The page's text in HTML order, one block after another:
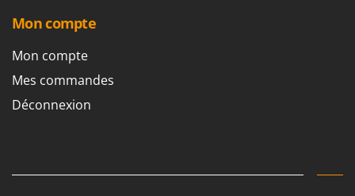
Mon compte
Mon compte
Mes commandes
Déconnexion